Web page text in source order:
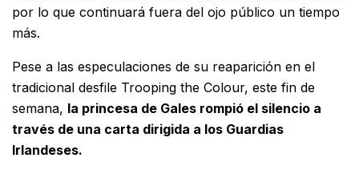
por lo que continuará fuera del ojo público un tiempo
más.
Pese a las especulaciones de su reaparición en el
tradicional desfile Trooping the Colour, este fin de
semana, la princesa de Gales rompió el silencio a
través de una carta dirigida a los Guardias
Irlandeses.